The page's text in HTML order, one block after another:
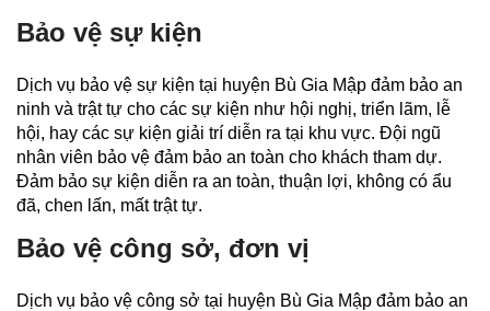
Bảo vệ sự kiện
Dịch vụ bảo vệ sự kiện tại huyện Bù Gia Mập đảm bảo an
ninh và trật tự cho các sự kiện như hội nghị, triển lãm, lễ
hội, hay các sự kiện giải trí diễn ra tại khu vực. Đội ngũ
nhân viên bảo vệ đảm bảo an toàn cho khách tham dự.
Đảm bảo sự kiện diễn ra an toàn, thuận lợi, không có ẩu
đã, chen lấn, mất trật tự.
Bảo vệ công sở, đơn vị
Dịch vụ bảo vệ công sở tại huyện Bù Gia Mập đảm bảo an